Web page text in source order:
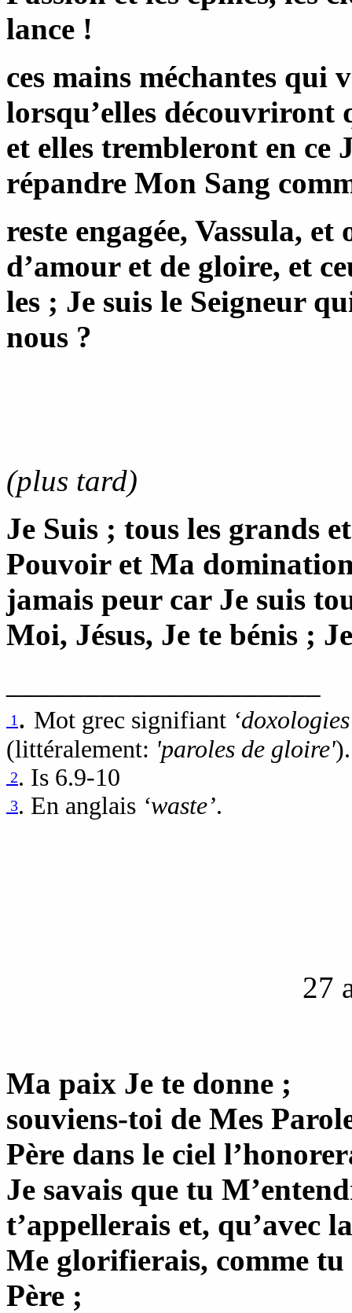
lance !
ces mains méchantes qui
lorsqu’elles
et elles trembleront en ce
répandre Mon Sang
reste engagée, Vassula,
d’amour et de gloire, et
les ; Je suis le Seigneur
nous ?
(plus tard)
Je Suis ; tous les grands
Pouvoir et Ma
jamais peur car Je suis
Moi, Jésus, Je te bénis ;
1 . Mot grec signifiant
(littéralement: 'paroles de gloire').
2. Is 6.9-10
3. En anglais ‘waste’.
27
Ma paix Je te donne ;
souviens-toi de Mes
Père dans le ciel
Je savais que tu
t’appellerais et, qu’avec
Me glorifierais, comme
Père ;